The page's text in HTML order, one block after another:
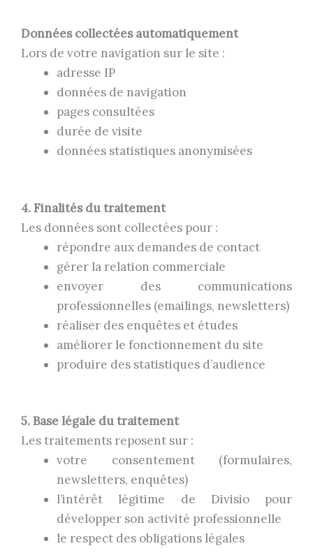
Données collectées automatiquement
Lors de votre navigation sur le site :
adresse IP
données de navigation
pages consultées
durée de visite
données statistiques anonymisées
4. Finalités du traitement
Les données sont collectées pour :
répondre aux demandes de contact
gérer la relation commerciale
envoyer des communications
professionnelles (emailings, newsletters)
réaliser des enquêtes et études
améliorer le fonctionnement du site
produire des statistiques d’audience
5. Base légale du traitement
Les traitements reposent sur :
votre consentement (formulaires,
newsletters, enquêtes)
l’intérêt légitime de Divisio pour
développer son activité professionnelle
le respect des obligations légales